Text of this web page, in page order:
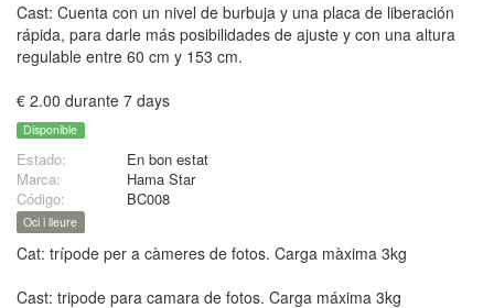
Cast: Cuenta con un nivel de burbuja y una placa de liberación
rápida, para darle más posibilidades de ajuste y con una altura
regulable entre 60 cm y 153 cm.
€ 2.00 durante 7 days
Disponible
Estado:
En bon estat
Marca:
Hama Star
Código:
BC008
Oci i lleure
Cat: trípode per a càmeres de fotos. Carga màxima 3kg
Cast: tripode para camara de fotos. Carga máxima 3kg